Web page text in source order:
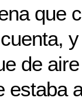
que
de
estaba